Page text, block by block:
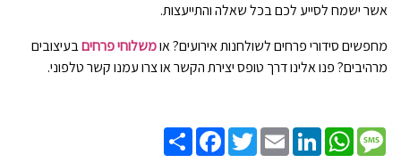
אשר ישמח לסייע לכם בכל שאלה והתייעצות.
מחפשים סידורי פרחים לשולחנות אירועים? אומשלוחי פרחיםבעיצובים
מרהיבים? פנו אלינו דרך טופס יצירת הקשר או צרו עמנו קשר טלפוני.
Share
FacebookTwitterEmail
LinkedIn
WhatsAppMessage